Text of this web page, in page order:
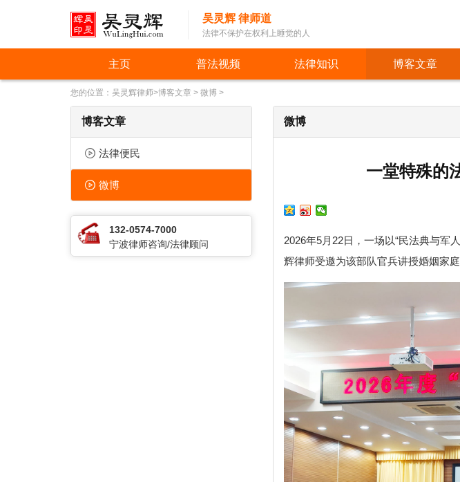
吴灵辉 律师道
法律不保护在权利上睡觉的人
主页 普法视频 法律知识 博客文章
您的位置： 吴灵辉律师>博客文章 > 微博 >
博客文章
法律便民
微博
132-0574-7000
宁波律师咨询/法律顾问
微博
一堂特殊的
2026年5月22日，一场以“民法典与军
辉律师受邀为该部队官兵讲授婚姻家